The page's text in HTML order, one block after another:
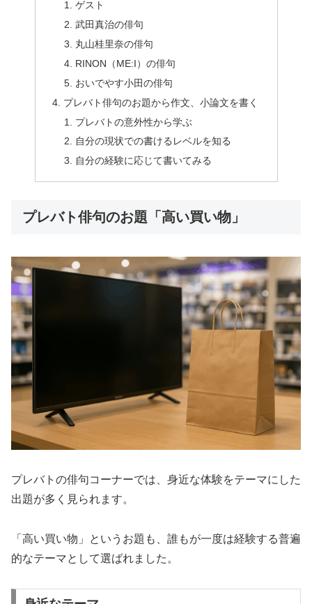
ゲスト
武田真治の俳句
丸山桂里奈の俳句
RINON（ME:I）の俳句
おいでやす小田の俳句
プレバト俳句のお題から作文、小論文を書く
プレバトの意外性から学ぶ
自分の現状での書けるレベルを知る
自分の経験に応じて書いてみる
プレバト俳句のお題「高い買い物」
プレバトの俳句コーナーでは、身近な体験をテーマにした
出題が多く見られます。
「高い買い物」というお題も、誰もが一度は経験する普遍
的なテーマとして選ばれました。